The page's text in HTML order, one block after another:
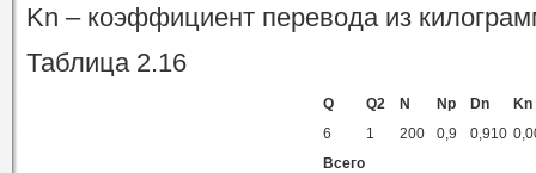
Kn – коэффициент перевода из
Таблица 2.16
Q Q2 N Np Dn
Kn
6
1 200 0,9 0,910
Всего